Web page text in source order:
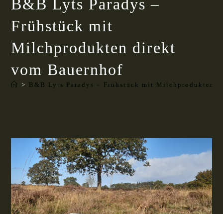
B&B Lyts Paradys –
Frühstück mit
Milchprodukten direkt
vom Bauernhof
> B&B Lyts Paradys – Frühstück mit Milchprodukten